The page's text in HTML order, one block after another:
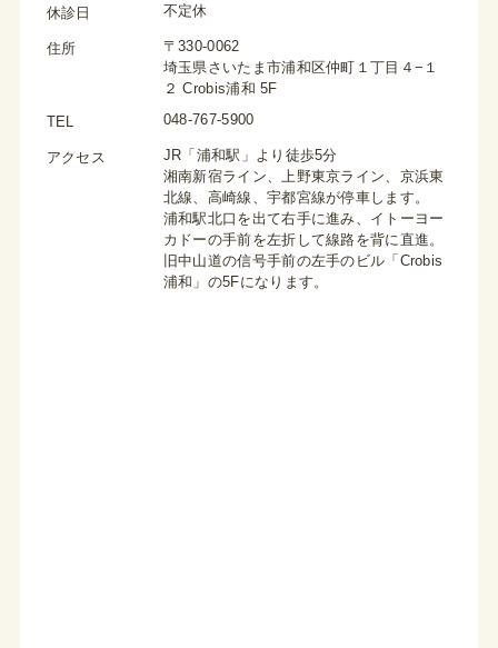
休診日 不定休
住所
〒330-0062
埼玉県さいたま市浦和区仲町１丁目４−１
２ Crobis浦和 5F
TEL 048-767-5900
アクセス
JR「浦和駅」より徒歩5分
湘南新宿ライン、上野東京ライン、京浜東
北線、高崎線、宇都宮線が停車します。
浦和駅北口を出て右手に進み、イトーヨー
カドーの手前を左折して線路を背に直進。
旧中山道の信号手前の左手のビル「Crobis
浦和」の5Fになります。